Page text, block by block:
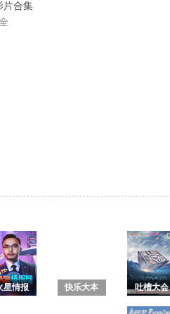
片合集
星情报
快乐大本
吐槽大会